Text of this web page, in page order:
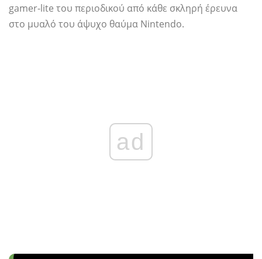
gamer-lite του περιοδικού από κάθε σκληρή έρευνα
στο μυαλό του άψυχο θαύμα Nintendo.
ad